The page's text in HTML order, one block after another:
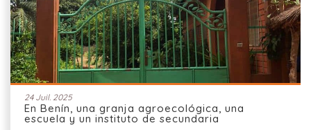
24 Juil. 2025
En Benín, una granja agroecológica, una
escuela y un instituto de secundaria